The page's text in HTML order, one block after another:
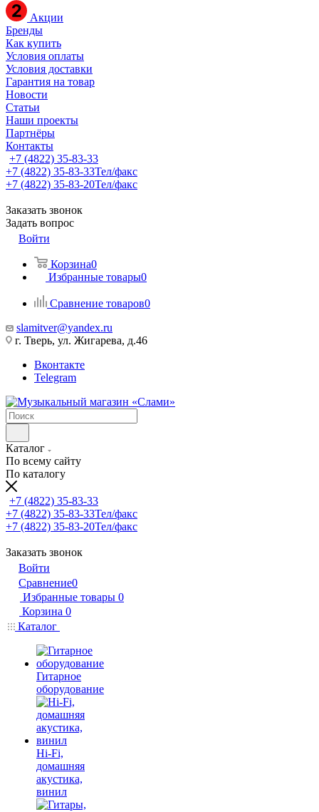
Акции
Бренды
Как купить
Условия оплаты
Условия доставки
Гарантия на товар
Новости
Статьи
Наши проекты
Партнёры
Контакты
+7 (4822) 35-83-33
+7 (4822) 35-83-33Тел/факс
+7 (4822) 35-83-20Тел/факс
Заказать звонок
Задать вопрос
Войти
Корзина0
Избранные товары0
Сравнение товаров0
slamitver@yandex.ru
г. Тверь, ул. Жигарева, д.46
Вконтакте
Telegram
Каталог
По всему сайту
По каталогу
+7 (4822) 35-83-33
+7 (4822) 35-83-33Тел/факс
+7 (4822) 35-83-20Тел/факс
Заказать звонок
Войти
Сравнение0
Избранные товары 0
Корзина 0
Каталог
Гитарное
оборудование
Hi-Fi,
домашняя
акустика,
винил